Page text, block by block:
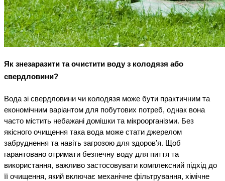
Як знезаразити та очистити воду з колодязя або
свердловини?
Вода зі свердловини чи колодязя може бути практичним та
економічним варіантом для побутових потреб, однак вона
часто містить небажані домішки та мікроорганізми. Без
якісного очищення така вода може стати джерелом
забруднення та навіть загрозою для здоров’я. Щоб
гарантовано отримати безпечну воду для пиття та
використання, важливо застосовувати комплексний підхід до
її очищення, який включає механічне фільтрування, хімічне